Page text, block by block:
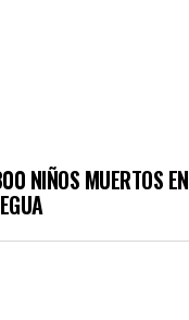
NIÑOS MUERTOS EN